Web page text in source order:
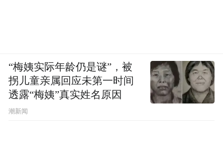
“梅姨实际年龄仍是谜”，被
拐儿童亲属回应未第一时间
透露“梅姨”真实姓名原因
潮新闻